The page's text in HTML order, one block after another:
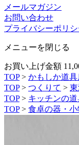
メールマガジン
お問い合わせ
プライバシーポリシ
メニューを閉じる
お買い上げ金額
TOP> かもしか道具
TOP > つくりて >
TOP > キッチンの道
TOP > 食卓の器・小